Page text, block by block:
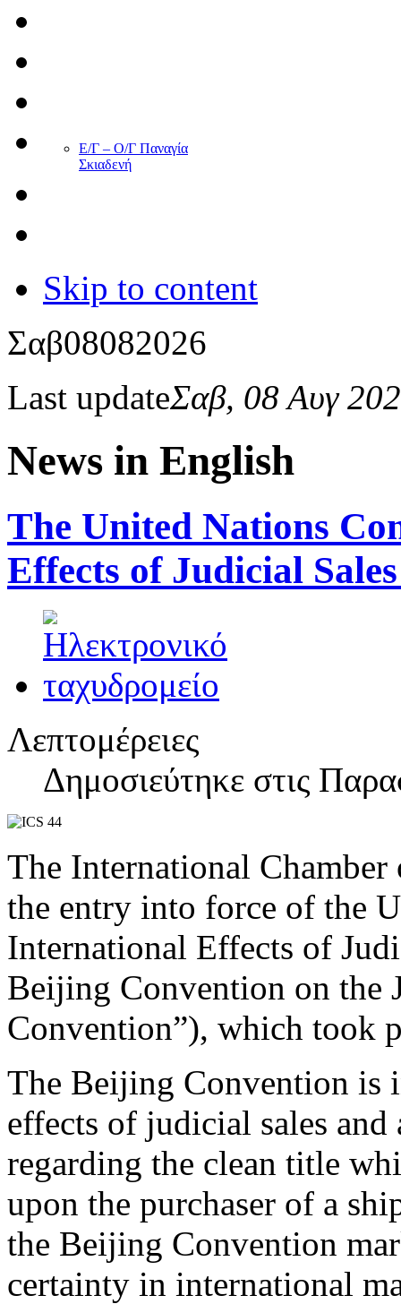
Ε/Γ – Ο/Γ Παναγία
Σκιαδενή
Skip to content
Σαβ08082026
Last updateΣαβ, 08 Αυγ
News in English
The United Nations
Effects of Judicial
Λεπτομέρειες
Δημοσιεύτηκε στις
The International
the entry into force of the
International Effects of
Beijing Convention on the
Convention”), which took
The Beijing Convention is
effects of judicial sales
regarding the clean title
upon the purchaser of a
the Beijing Convention
certainty in international